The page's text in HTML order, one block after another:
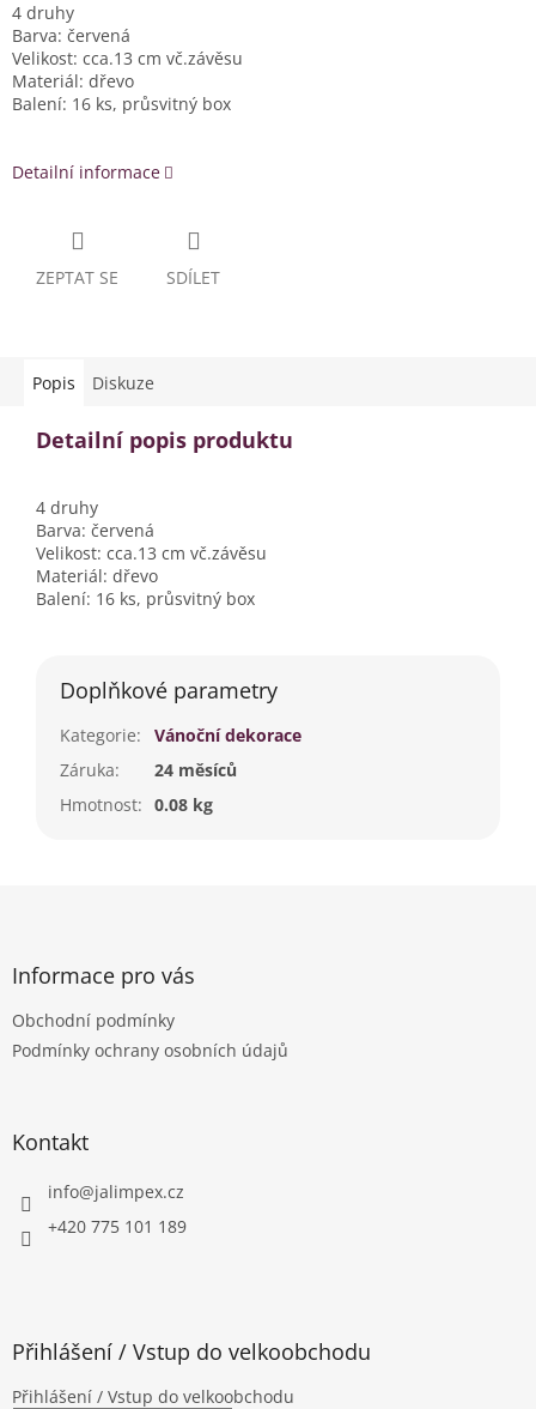
4 druhy
Barva: červená
Velikost: cca.13 cm vč.závěsu
Materiál: dřevo
Balení: 16 ks, průsvitný box
Detailní informace
ZEPTAT SE SDÍLET
Popis Diskuze
Detailní popis produktu
4 druhy
Barva: červená
Velikost: cca.13 cm vč.závěsu
Materiál: dřevo
Balení: 16 ks, průsvitný box
Doplňkové parametry
Kategorie:
Vánoční dekorace
Záruka:
24 měsíců
Hmotnost: 0.08 kg
Informace pro vás
Obchodní podmínky
Podmínky ochrany osobních údajů
Kontakt
info@jalimpex.cz
+420 775 101 189
Přihlášení / Vstup do velkoobchodu
Přihlášení / Vstup do velkoobchodu